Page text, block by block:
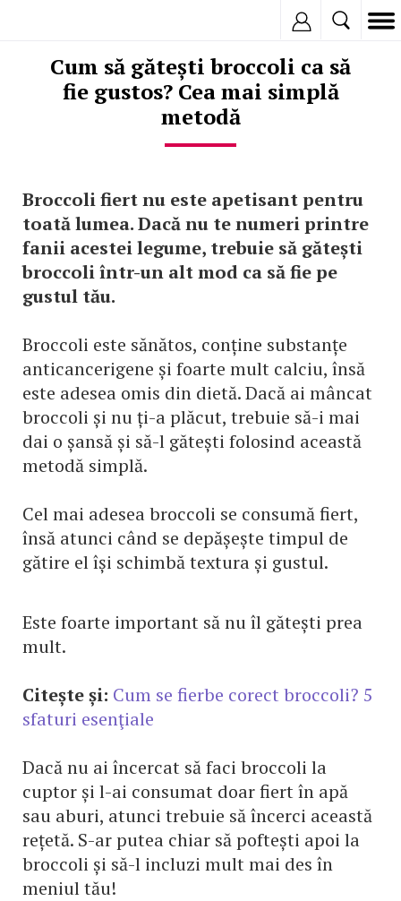
Cum să gătești broccoli ca să
fie gustos? Cea mai simplă
metodă
Broccoli fiert nu este apetisant pentru
toată lumea. Dacă nu te numeri printre
fanii acestei legume, trebuie să gătești
broccoli într-un alt mod ca să fie pe
gustul tău.
Broccoli este sănătos, conține substanțe
anticancerigene și foarte mult calciu, însă
este adesea omis din dietă. Dacă ai mâncat
broccoli și nu ți-a plăcut, trebuie să-i mai
dai o șansă și să-l gătești folosind această
metodă simplă.
Cel mai adesea broccoli se consumă fiert,
însă atunci când se depășește timpul de
gătire el își schimbă textura și gustul.
Este foarte important să nu îl gătești prea
mult.
Citește și: Cum se fierbe corect broccoli? 5
sfaturi esenţiale
Dacă nu ai încercat să faci broccoli la
cuptor și l-ai consumat doar fiert în apă
sau aburi, atunci trebuie să încerci această
rețetă. S-ar putea chiar să poftești apoi la
broccoli și să-l incluzi mult mai des în
meniul tău!